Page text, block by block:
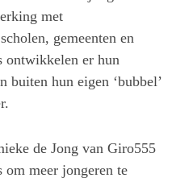
met
gemeenten en
ontwikkelen er hun
buiten hun eigen ‘bubbel’
de Jong van Giro555
om meer jongeren te